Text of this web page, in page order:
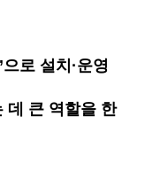
로 설치·운영
데 큰 역할을 한